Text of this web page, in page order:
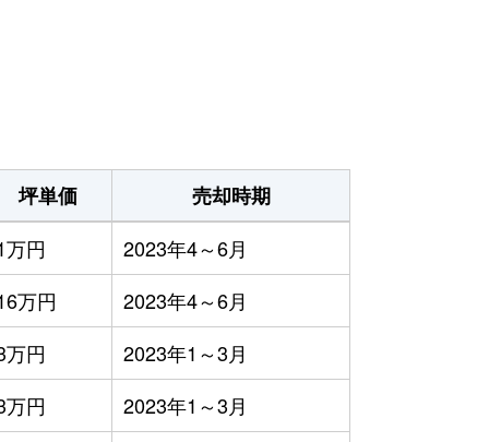
坪単価
売却時期
万円
2023年4～6月
万円
2023年4～6月
万円
2023年1～3月
万円
2023年1～3月